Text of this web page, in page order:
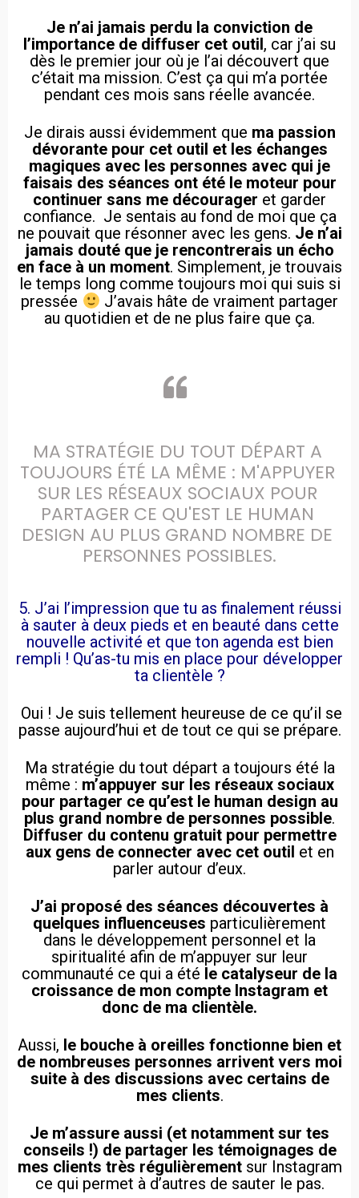
Je n’ai jamais perdu la conviction de
l’importance de diffuser cet outil, car j’ai su
dès le premier jour où je l’ai découvert que
c’était ma mission. C’est ça qui m’a portée
pendant ces mois sans réelle avancée.
Je dirais aussi évidemment que ma passion
dévorante pour cet outil et les échanges
magiques avec les personnes avec qui je
faisais des séances ont été le moteur pour
continuer sans me décourager et garder
confiance. Je sentais au fond de moi que ça
ne pouvait que résonner avec les gens. Je n’ai
jamais douté que je rencontrerais un écho
en face à un moment. Simplement, je trouvais
le temps long comme toujours moi qui suis si
pressée
J’avais hâte de vraiment partager
au quotidien et de ne plus faire que ça.
MA STRATÉGIE DU TOUT DÉPART A
TOUJOURS ÉTÉ LA MÊME : M'APPUYER
SUR LES RÉSEAUX SOCIAUX POUR
PARTAGER CE QU'EST LE HUMAN
DESIGN AU PLUS GRAND NOMBRE DE
PERSONNES POSSIBLES.
5. J’ai l’impression que tu as finalement réussi
à sauter à deux pieds et en beauté dans cette
nouvelle activité et que ton agenda est bien
rempli ! Qu’as-tu mis en place pour développer
ta clientèle ?
Oui ! Je suis tellement heureuse de ce qu’il se
passe aujourd’hui et de tout ce qui se prépare.
Ma stratégie du tout départ a toujours été la
même : m’appuyer sur les réseaux sociaux
pour partager ce qu’est le human design au
plus grand nombre de personnes possible.
Diffuser du contenu gratuit pour permettre
aux gens de connecter avec cet outil et en
parler autour d’eux.
J’ai proposé des séances découvertes à
quelques influenceuses particulièrement
dans le développement personnel et la
spiritualité afin de m’appuyer sur leur
communauté ce qui a été le catalyseur de la
croissance de mon compte Instagram et
donc de ma clientèle.
Aussi, le bouche à oreilles fonctionne bien et
de nombreuses personnes arrivent vers moi
suite à des discussions avec certains de
mes clients.
Je m’assure aussi (et notamment sur tes
conseils !) de partager les témoignages de
mes clients très régulièrementsur Instagram
ce qui permet à d’autres de sauter le pas.